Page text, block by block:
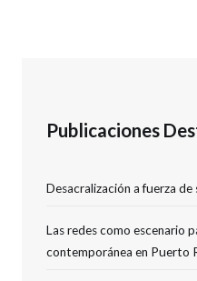
Publicaciones
Desacralización a fuerza de
Las redes como escenario
contemporánea en Puerto